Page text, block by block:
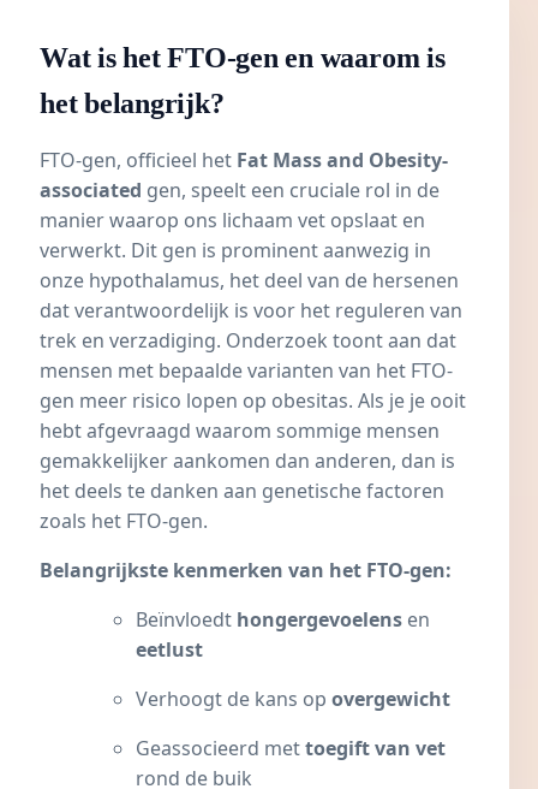
Wat is het FTO-gen en waarom is
het belangrijk?
FTO-gen, officieel het Fat Mass and Obesity-
associated gen, speelt een cruciale rol in de
manier waarop ons lichaam vet opslaat en
verwerkt. Dit gen is prominent aanwezig in
onze hypothalamus, het deel van de hersenen
dat verantwoordelijk is voor het reguleren van
trek en verzadiging. Onderzoek toont aan dat
mensen met bepaalde varianten van het FTO-
gen meer risico lopen op obesitas. Als je je ooit
hebt afgevraagd waarom sommige mensen
gemakkelijker aankomen dan anderen, dan is
het deels te danken aan genetische factoren
zoals het FTO-gen.
Belangrijkste kenmerken van het FTO-gen:
Beïnvloedt hongergevoelens en
eetlust
Verhoogt de kans op overgewicht
Geassocieerd mettoegift van vet
rond de buik